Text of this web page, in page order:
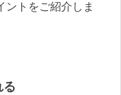
ントをご紹介しま
る